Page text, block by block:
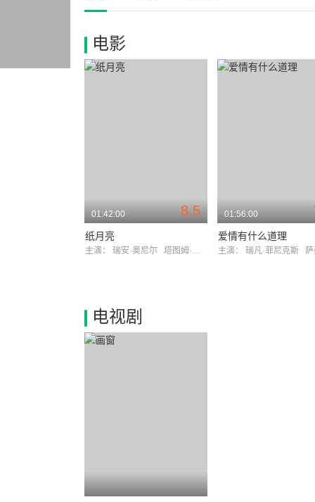
电影
8.5
01:42:00
纸月亮
主演： 瑞安·奥尼尔 塔图姆·奥尼尔
01:56:00
爱情有什么道理
主演： 瑞凡·菲尼克斯 萨曼
电视剧